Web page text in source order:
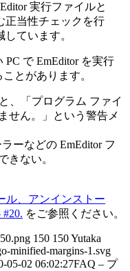
実行ファイルと
正当性チェックを行
ています。
で EmEditor を実行
とがあります。
、「プログラム ファイ
せん。」という警告メ
ーなどの EmEditor フ
きない。
ル、アンインストー
をご参照ください。
150 150Yutaka
minified-margins-1.svg
05-02 06:02:27FAQ – プ